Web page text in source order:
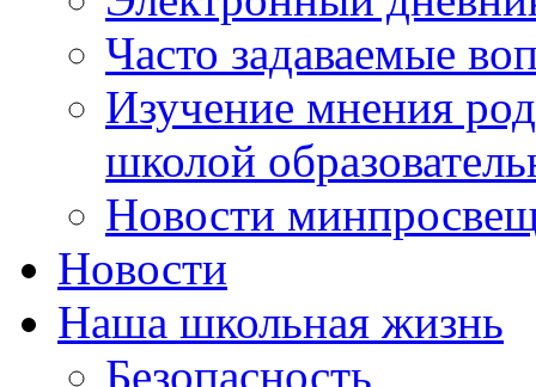
Часто задаваемые
Изучение мнения
школой
Новости
Новости
Наша школьная жизнь
Безопасность